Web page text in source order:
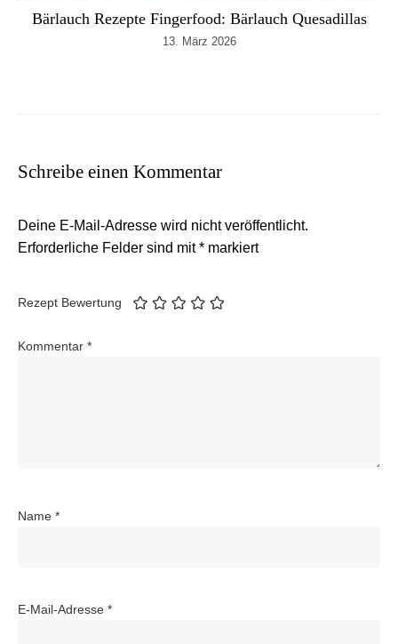
Bärlauch Rezepte Fingerfood: Bärlauch Quesadillas
13. März 2026
Schreibe einen Kommentar
Deine E-Mail-Adresse wird nicht veröffentlicht.
Erforderliche Felder sind mit* markiert
Rezept Bewertung
Kommentar *
Name *
E-Mail-Adresse *